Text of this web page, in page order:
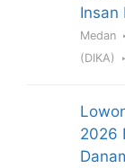
Insan
Medan
(DIKA)
2026